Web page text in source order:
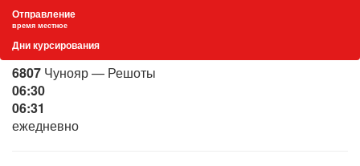
Отправление
время местное
Дни курсирования
6807 Чунояр — Решоты
06:30
06:31
ежедневно